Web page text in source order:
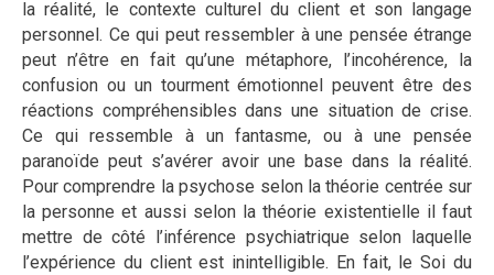
la réalité, le contexte culturel du client et son langage
personnel. Ce qui peut ressembler à une pensée étrange
peut n’être en fait qu’une métaphore, l’incohérence, la
confusion ou un tourment émotionnel peuvent être des
réactions compréhensibles dans une situation de crise.
Ce qui ressemble à un fantasme, ou à une pensée
paranoïde peut s’avérer avoir une base dans la réalité.
Pour comprendre la psychose selon la théorie centrée sur
la personne et aussi selon la théorie existentielle il faut
mettre de côté l’inférence psychiatrique selon laquelle
l’expérience du client est inintelligible. En fait, le Soi du